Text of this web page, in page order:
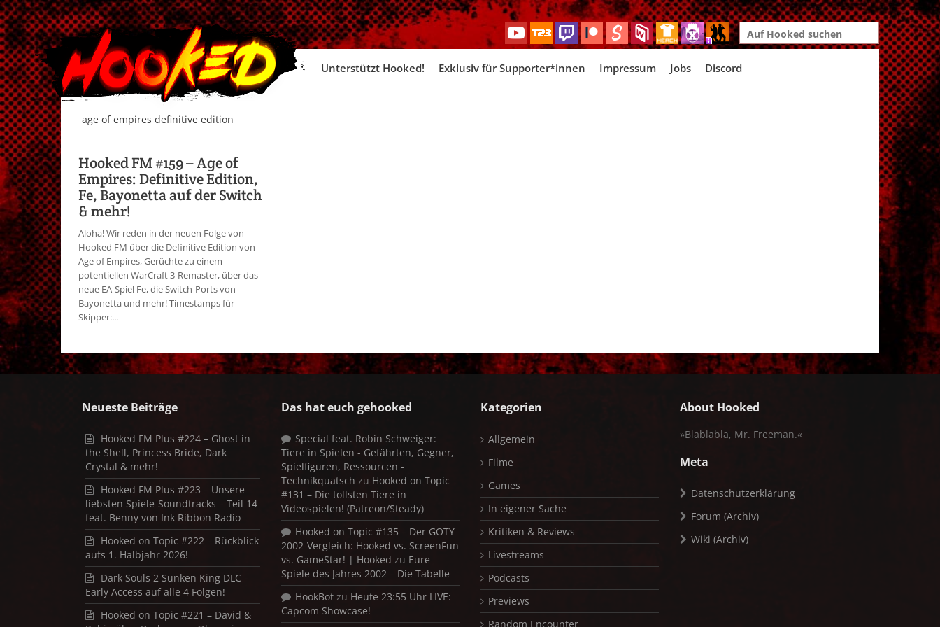
Search
for:
Skip
Unterstützt Hooked! Exklusiv für Supporter*innen Impressum Jobs Discord
age of empires definitive edition
Hooked FM #159 – Age of
Empires: Definitive Edition,
Fe, Bayonetta auf der Switch
& mehr!
Aloha! Wir reden in der neuen Folge von
Hooked FM über die Definitive Edition von
Age of Empires, Gerüchte zu einem
potentiellen WarCraft 3-Remaster, über das
neue EA-Spiel Fe, die Switch-Ports von
Bayonetta und mehr! Timestamps für
Skipper:...
Neueste Beiträge
Hooked FM Plus #224 – Ghost in
the Shell, Princess Bride, Dark
Crystal & mehr!
Hooked FM Plus #223 – Unsere
liebsten Spiele-Soundtracks – Teil 14
feat. Benny von Ink Ribbon Radio
Hooked on Topic #222 – Rückblick
aufs 1. Halbjahr 2026!
Dark Souls 2 Sunken King DLC –
Early Access auf alle 4 Folgen!
Hooked on Topic #221 – David &
Das hat euch gehooked
Special feat. Robin Schweiger:
Tiere in Spielen - Gefährten, Gegner,
Spielfiguren, Ressourcen -
Technikquatsch zu Hooked on Topic
#131 – Die tollsten Tiere in
Videospielen! (Patreon/Steady)
Hooked on Topic #135 – Der GOTY
2002-Vergleich: Hooked vs. ScreenFun
vs. GameStar! | Hooked zu Eure
Spiele des Jahres 2002 – Die Tabelle
HookBot zu Heute 23:55 Uhr LIVE:
Capcom Showcase!
Kategorien
Allgemein
Filme
Games
In eigener Sache
Kritiken & Reviews
Livestreams
Podcasts
Previews
Random Encounter
About Hooked
»Blablabla, Mr. Freeman.«
Meta
Datenschutzerklärung
Forum (Archiv)
Wiki (Archiv)